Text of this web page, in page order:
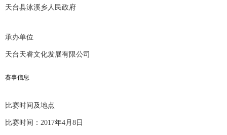
天台县泳溪乡人民政府
承办单位
天台天睿文化发展有限公司
赛事信息
比赛时间及地点
比赛时间：2017年4月8日